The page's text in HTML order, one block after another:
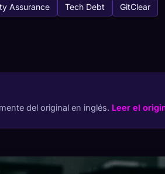
Assurance Tech Debt GitClear
del original en inglés. Leer el